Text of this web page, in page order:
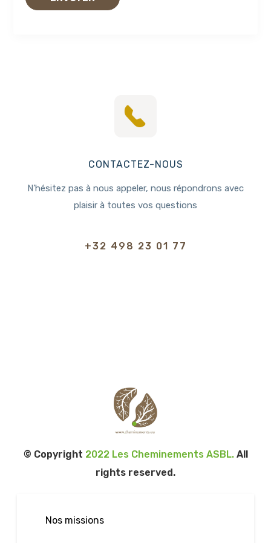
CONTACTEZ-NOUS
N’hésitez pas à nous appeler, nous répondrons avec
plaisir à toutes vos questions
+32 498 23 01 77
© Copyright 2022 Les Cheminements ASBL.All
rights reserved.
Nos missions